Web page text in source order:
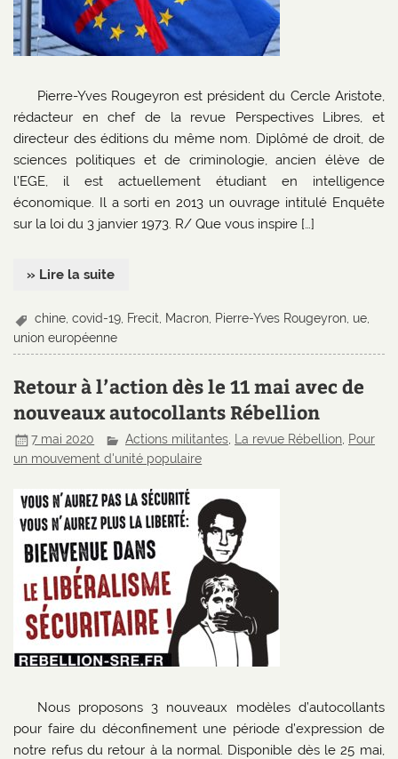
Pierre-Yves Rougeyron est président du Cercle Aristote,
rédacteur en chef de la revue Perspectives Libres, et
directeur des éditions du même nom. Diplômé de droit, de
sciences politiques et de criminologie, ancien élève de
l’EGE, il est actuellement étudiant en intelligence
économique. Il a sorti en 2013 un ouvrage intitulé Enquête
sur la loi du 3 janvier 1973. R/ Que vous inspire […]
» Lire la suite
chine,covid-19, Frecit, Macron, Pierre-Yves Rougeyron, ue,
union européenne
Retour à l’action dès le 11 mai avec de
nouveaux autocollants Rébellion
7 mai 2020 Actions militantes, La revue Rébellion, Pour
un mouvement d'unité populaire
Nous proposons 3 nouveaux modèles d’autocollants
pour faire du déconfinement une période d’expression de
notre refus du retour à la normal. Disponible dès le 25 mai,